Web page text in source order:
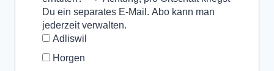
Du ein separates E-Mail. Abo kann man
jederzeit verwalten.
Adliswil
Horgen